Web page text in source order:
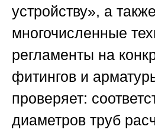
устройству», а также
многочисленные
регламенты на
фитингов и
проверяет:
диаметров труб